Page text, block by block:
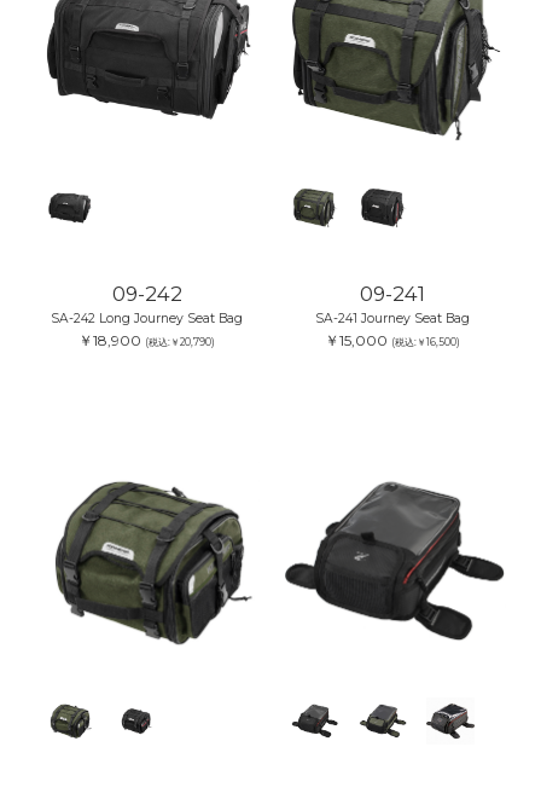
09-242
SA-242 Long Journey Seat Bag
￥18,900 (税込:￥20,790)
09-241
SA-241 Journey Seat Bag
￥15,000 (税込:￥16,500)